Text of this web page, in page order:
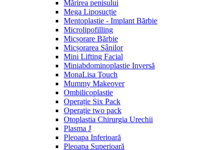
Mărirea penisului
Mega Liposucție
Mentoplastie - Implant Bărbie
Microlipofilling
Micșorare Bărbie
Micșorarea Sânilor
Mini Lifting Facial
Miniabdominoplastie Inversă
MonaLisa Touch
Mummy Makeover
Ombilicoplastie
Operație Six Pack
Operație two pack
Otoplastia Chirurgia Urechii
Plasma J
Pleoapa Inferioară
Pleoapa Superioară